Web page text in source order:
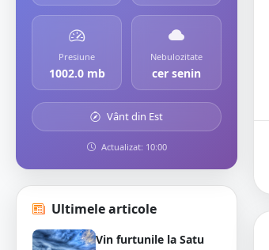
Presiune
1002.0 mb
Nebulozitate
cer senin
Vânt din Est
Actualizat: 10:00
Ultimele articole
Vin furtunile la Satu